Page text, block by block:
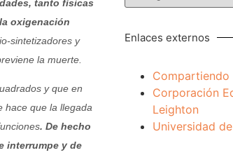
tanto físicas
oxigenación
sintetizadores y
la muerte.
y que en
hace que la llegada
. De hecho
interrumpe y de
Enlaces externos
Compartiendo
Corporación
Leighton
Universidad